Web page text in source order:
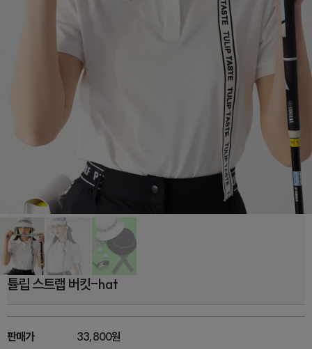
튤립 스트랩 버킷-hat
판매가
33,800원